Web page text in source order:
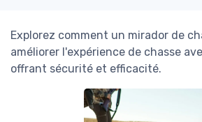
Explorez comment un mirador de
améliorer l'expérience de chasse
offrant sécurité et efficacité.